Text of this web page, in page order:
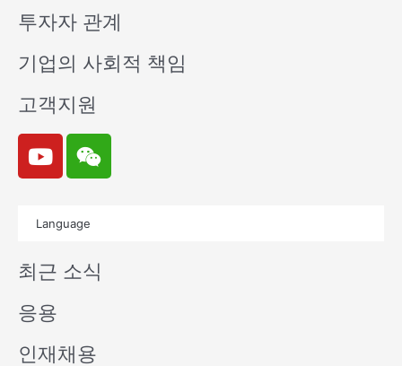
투자자 관계
기업의 사회적 책임
고객지원
Y
o
u
e
W
e
i
n
Language
최근 소식
응용
인재채용